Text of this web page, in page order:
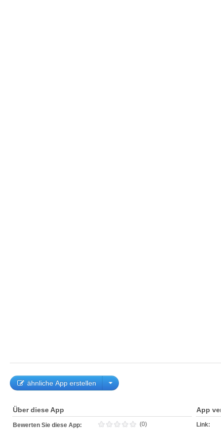
ähnliche App erstellen
Über diese App
Bewerten Sie diese App: (0)
App
Link: